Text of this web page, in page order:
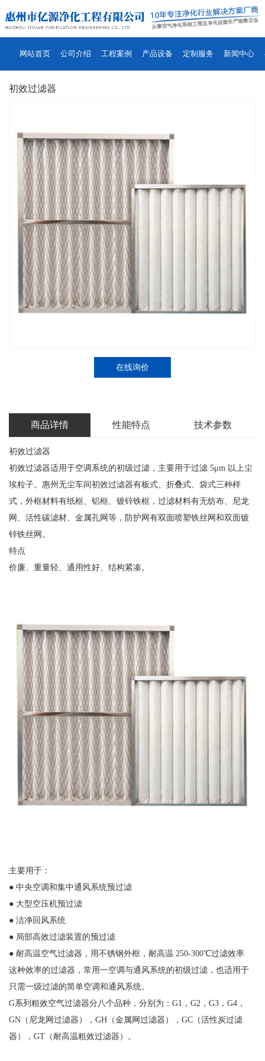
网站首页 公司介绍 工程案例 产品设备 定制服务 新闻中心
初效过滤器
在线询价
商品详情 性能特点 技术参数
初效过滤器
初效过滤器适用于空调系统的初级过滤，主要用于过滤 5μm 以上尘
埃粒子。惠州无尘车间初效过滤器有板式、折叠式、袋式三种样
式，外框材料有纸框、铝框、镀锌铁框，过滤材料有无纺布、尼龙
网、活性碳滤材、金属孔网等，防护网有双面喷塑铁丝网和双面镀
锌铁丝网。
特点
价廉、重量轻、通用性好、结构紧凑。
主要用于：
● 中央空调和集中通风系统预过滤
● 大型空压机预过滤
● 洁净回风系统
● 局部高效过滤装置的预过滤
● 耐高温空气过滤器，用不锈钢外框，耐高温 250-300℃过滤效率
这种效率的过滤器，常用一空调与通风系统的初级过滤，也适用于
只需一级过滤的简单空调和通风系统。
G系列粗效空气过滤器分八个品种，分别为：G1，G2，G3，G4，
GN（尼龙网过滤器），GH（金属网过滤器），GC（活性炭过滤
器），GT（耐高温粗效过滤器）。